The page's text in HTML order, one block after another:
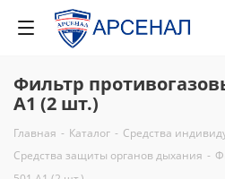
Фильтр
A1 (2 шт.)
Главная - Каталог - Средства
Средства защиты органов дыхания -